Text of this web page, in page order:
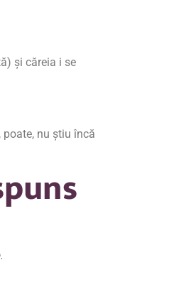
și căreia i se
poate, nu știu încă